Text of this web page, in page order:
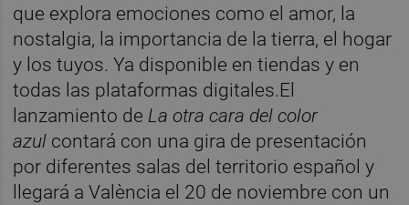
que explora emociones como el amor, la
nostalgia, la importancia de la tierra, el hogar
y los tuyos. Ya disponible en tiendas y en
todas las plataformas digitales.El
lanzamiento de La otra cara del color
azul contará con una gira de presentación
por diferentes salas del territorio español y
llegará a València el 20 de noviembre con un